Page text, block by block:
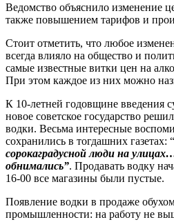
Ведомство объяснило изменение
также повышением тарифов и
Стоит отметить, что любое
всегда влияло на общество и
самые известные витки цен на
При этом каждое из них можно
К 10-летней годовщине введения
новое советское государство
водки. Весьма интересные
сохранились в тогдашних газетах: “
сорокаградусной люди на
обнимались”. Продавать водку
16-00 все магазины были пустые.
Появление водки в продаже
промышленности: на работу не